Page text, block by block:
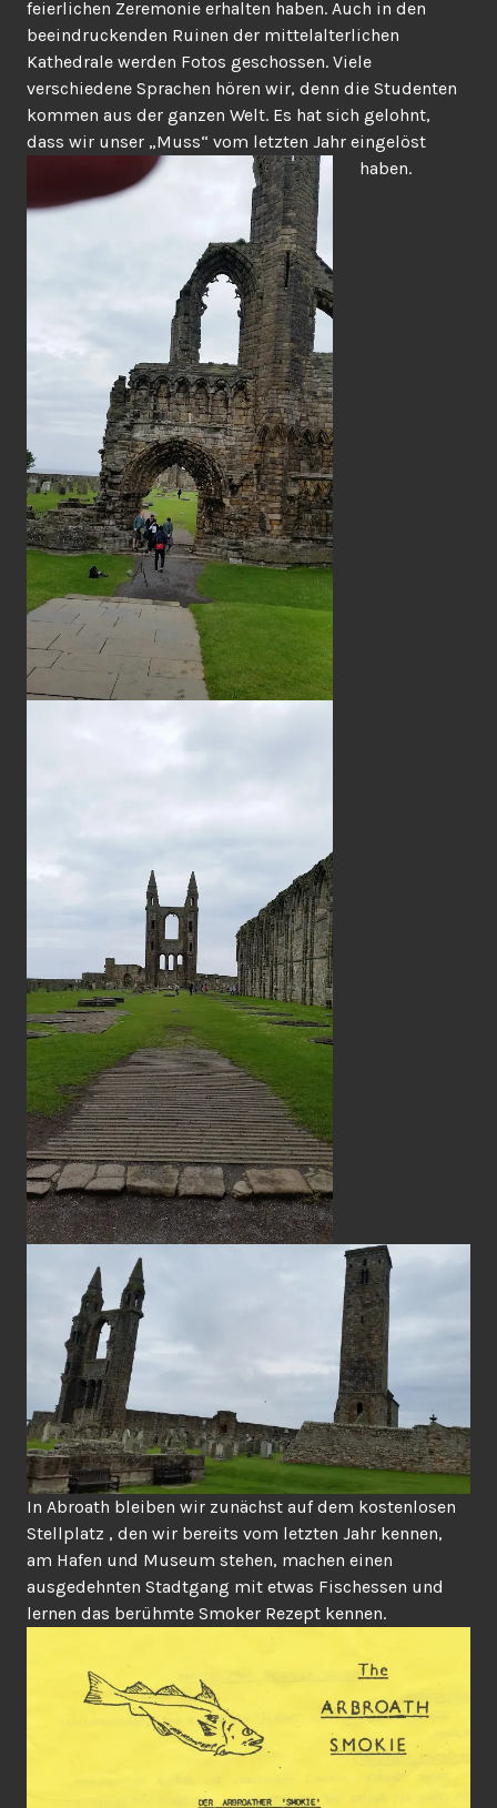
feierlichen Zeremonie erhalten haben. Auch in den
beeindruckenden Ruinen der mittelalterlichen
Kathedrale werden Fotos geschossen. Viele
verschiedene Sprachen hören wir, denn die Studenten
kommen aus der ganzen Welt. Es hat sich gelohnt,
dass wir unser „Muss“ vom letzten Jahr eingelöst
haben.
In Abroath bleiben wir zunächst auf dem kostenlosen
Stellplatz , den wir bereits vom letzten Jahr kennen,
am Hafen und Museum stehen, machen einen
ausgedehnten Stadtgang mit etwas Fischessen und
lernen das berühmte Smoker Rezept kennen.